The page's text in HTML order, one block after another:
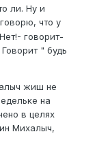
ли. Ну и
что у
говорит-
" будь
жиш не
на
в целях
Михалыч,